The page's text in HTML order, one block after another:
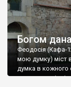
Богом
Феодосія (Кафа-
мою думку) міст
думка в кожного
запрошую